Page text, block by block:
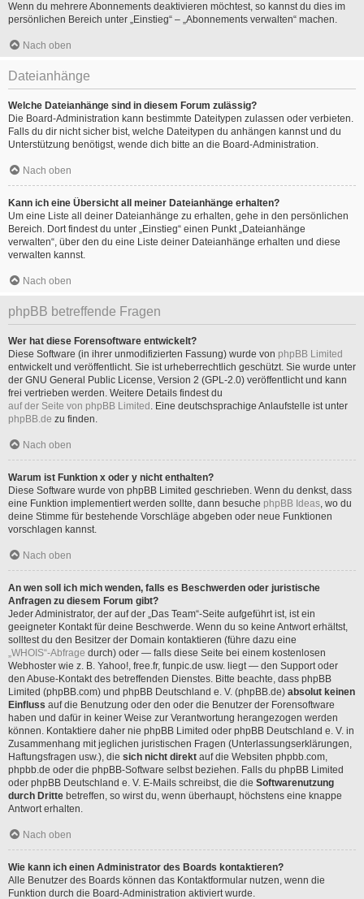
Wenn du mehrere Abonnements deaktivieren möchtest, so kannst du dies im
persönlichen Bereich unter „Einstieg“ – „Abonnements verwalten“ machen.
Nach oben
Dateianhänge
Welche Dateianhänge sind in diesem Forum zulässig?
Die Board-Administration kann bestimmte Dateitypen zulassen oder verbieten.
Falls du dir nicht sicher bist, welche Dateitypen du anhängen kannst und du
Unterstützung benötigst, wende dich bitte an die Board-Administration.
Nach oben
Kann ich eine Übersicht all meiner Dateianhänge erhalten?
Um eine Liste all deiner Dateianhänge zu erhalten, gehe in den persönlichen
Bereich. Dort findest du unter „Einstieg“ einen Punkt „Dateianhänge
verwalten“, über den du eine Liste deiner Dateianhänge erhalten und diese
verwalten kannst.
Nach oben
phpBB betreffende Fragen
Wer hat diese Forensoftware entwickelt?
Diese Software (in ihrer unmodifizierten Fassung) wurde von phpBB Limited
entwickelt und veröffentlicht. Sie ist urheberrechtlich geschützt. Sie wurde unter
der GNU General Public License, Version 2 (GPL-2.0) veröffentlicht und kann
frei vertrieben werden. Weitere Details findest du
auf der Seite von phpBB Limited . Eine deutschsprachige Anlaufstelle ist unter
phpBB.de zu finden.
Nach oben
Warum ist Funktion x oder y nicht enthalten?
Diese Software wurde von phpBB Limited geschrieben. Wenn du denkst, dass
eine Funktion implementiert werden sollte, dann besuche phpBB Ideas, wo du
deine Stimme für bestehende Vorschläge abgeben oder neue Funktionen
vorschlagen kannst.
Nach oben
An wen soll ich mich wenden, falls es Beschwerden oder juristische
Anfragen zu diesem Forum gibt?
Jeder Administrator, der auf der „Das Team“-Seite aufgeführt ist, ist ein
geeigneter Kontakt für deine Beschwerde. Wenn du so keine Antwort erhältst,
solltest du den Besitzer der Domain kontaktieren (führe dazu eine
„WHOIS“-Abfrage durch) oder — falls diese Seite bei einem kostenlosen
Webhoster wie z. B. Yahoo!, free.fr, funpic.de usw. liegt — den Support oder
den Abuse-Kontakt des betreffenden Dienstes. Bitte beachte, dass phpBB
Limited (phpBB.com) und phpBB Deutschland e. V. (phpBB.de) absolut keinen
Einfluss auf die Benutzung oder den oder die Benutzer der Forensoftware
haben und dafür in keiner Weise zur Verantwortung herangezogen werden
können. Kontaktiere daher nie phpBB Limited oder phpBB Deutschland e. V. in
Zusammenhang mit jeglichen juristischen Fragen (Unterlassungserklärungen,
Haftungsfragen usw.), die sich nicht direkt auf die Websiten phpbb.com,
phpbb.de oder die phpBB-Software selbst beziehen. Falls du phpBB Limited
oder phpBB Deutschland e. V. E-Mails schreibst, die die Softwarenutzung
durch Dritte betreffen, so wirst du, wenn überhaupt, höchstens eine knappe
Antwort erhalten.
Nach oben
Wie kann ich einen Administrator des Boards kontaktieren?
Alle Benutzer des Boards können das Kontaktformular nutzen, wenn die
Funktion durch die Board-Administration aktiviert wurde.